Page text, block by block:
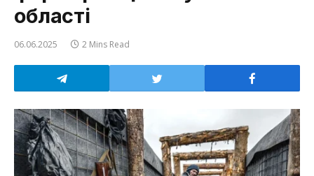
області
06.06.2025 2 Mins Read